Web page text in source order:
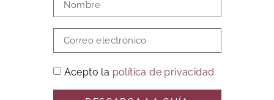
Acepto la política de privacidad